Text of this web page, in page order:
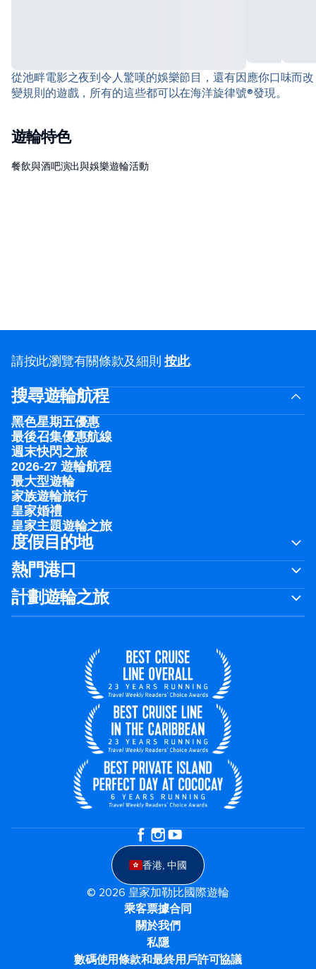
從池畔電影之夜到令人驚嘆的娛樂節目，還有因應你口味而改
變規則的遊戲，所有的這些都可以在海洋旋律號®發現。
遊輪特色
餐飲與酒吧演出與娛樂遊輪活動
請按此瀏覽有關條款及細則按此.
搜尋遊輪航程
黑色星期五優惠
最後召集優惠航線
週末快閃之旅
2026-27 遊輪航程
最大型遊輪
家族遊輪旅行
皇家婚禮
皇家主題遊輪之旅
度假目的地
熱門港口
計劃遊輪之旅
香港, 中國
© 2026 皇家加勒比國際遊輪
乘客票據合同
關於我們
私隱
數碼使用條款和最終用戶許可協議